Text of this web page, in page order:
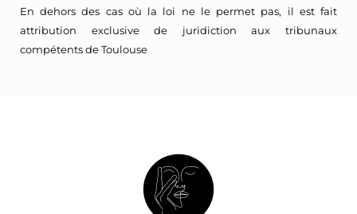
En dehors des cas où la loi ne le permet pas, il est fait
attribution exclusive de juridiction aux tribunaux
compétents de Toulouse